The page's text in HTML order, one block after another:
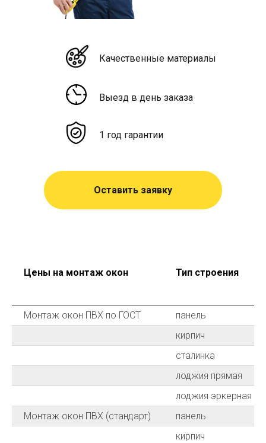
Выезд в день заказа
Качественные материалы
1 год гарантии
Оставить заявку
Цены на монтаж окон Тип строения
Монтаж окон ПВХ по ГОСТ
панель
кирпич
сталинка
лоджия прямая
лоджия эркерная
Монтаж окон ПВХ (стандарт)
панель
кирпич